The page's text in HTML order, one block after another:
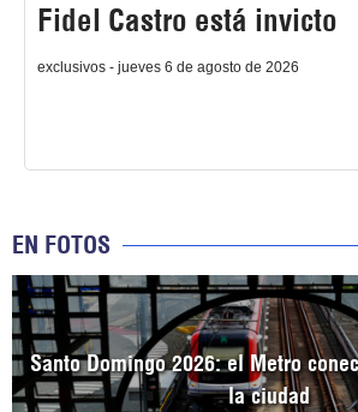
Fidel Castro está invicto
exclusivos - jueves 6 de agosto de 2026
EN FOTOS
Santo Domingo 2026: el Metro
la ciudad